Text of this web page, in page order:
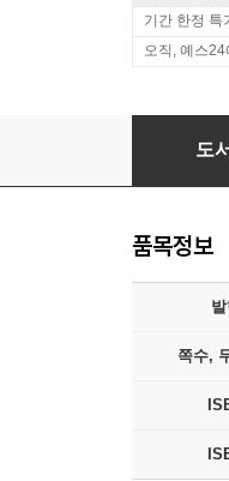
기간 한정 특
오직, 예스
눈물을 닦
도
품목정보
쪽수,